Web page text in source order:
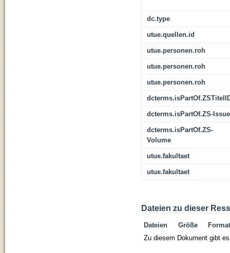
dc.type
utue.quellen.id
utue.personen.roh
utue.personen.roh
utue.personen.roh
dcterms.isPartOf.ZS-Issue
dcterms.isPartOf.ZS-
Volume
utue.fakultaet
utue.fakultaet
Dateien zu dieser
Dateien Größe
Format
Zu diesem Dokument gibt